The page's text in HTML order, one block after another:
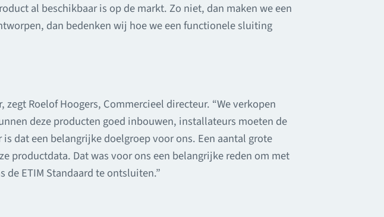
al beschikbaar is op de markt. Zo niet, dan maken we een
dan bedenken wij hoe we een functionele sluiting
Roelof Hoogers, Commercieel directeur. “We verkopen
deze producten goed inbouwen, installateurs moeten de
dat een belangrijke doelgroep voor ons. Een aantal grote
productdata. Dat was voor ons een belangrijke reden om met
de ETIM Standaard te ontsluiten.”